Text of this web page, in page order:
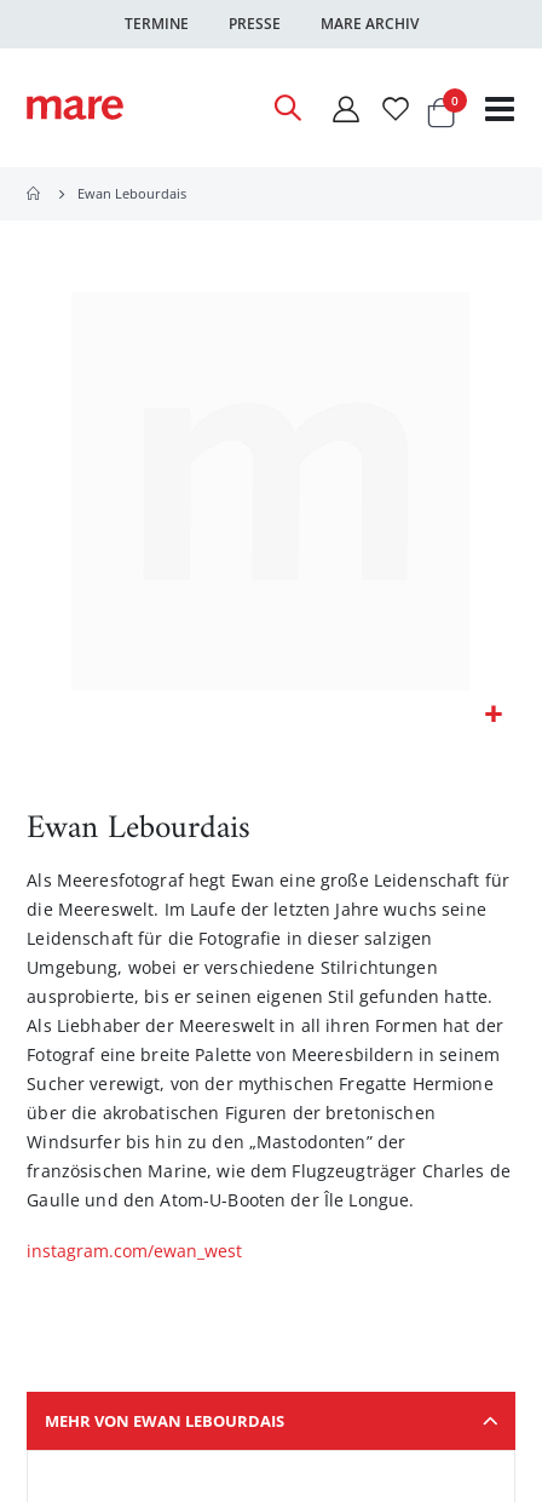
TERMINE PRESSE MARE ARCHIV
Warenkorb
0Artikel
Ewan Lebourdais
Bildgalerie
Ewan Lebourdais
Als Meeresfotograf hegt Ewan eine große Leidenschaft für
die Meereswelt. Im Laufe der letzten Jahre wuchs seine
Leidenschaft für die Fotografie in dieser salzigen
Umgebung, wobei er verschiedene Stilrichtungen
ausprobierte, bis er seinen eigenen Stil gefunden hatte.
Als Liebhaber der Meereswelt in all ihren Formen hat der
Fotograf eine breite Palette von Meeresbildern in seinem
Sucher verewigt, von der mythischen Fregatte Hermione
über die akrobatischen Figuren der bretonischen
Windsurfer bis hin zu den „Mastodonten” der
französischen Marine, wie dem Flugzeugträger Charles de
Gaulle und den Atom-U-Booten der Île Longue.
instagram.com/ewan_west
MEHR VON EWAN LEBOURDAIS